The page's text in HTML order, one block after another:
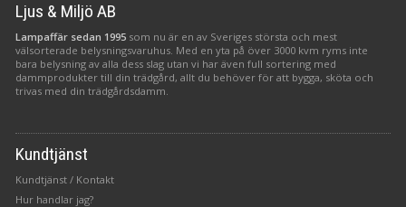
Ljus & Miljö AB
Lampaffär sedan 1995 som nu är en av Sveriges största och mest
välsorterade belysningsvaruhus. Med en yta på över 3000 kvm ryms inte
bara belysning av alla dess slag utan vi har även full sortering med
dammprodukter till din trädgård, allt du behöver för att bygga, sköta och
trivas med din trädgårdsdamm.
Kundtjänst
Kundtjänst / Kontakt
Hur handlar jag?